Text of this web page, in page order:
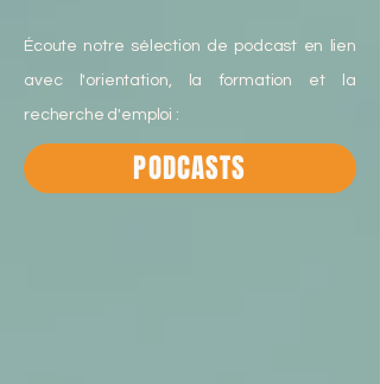
Écoute notre sélection de podcast en lien
avec l'orientation, la formation et la
recherche d'emploi :
PODCASTS